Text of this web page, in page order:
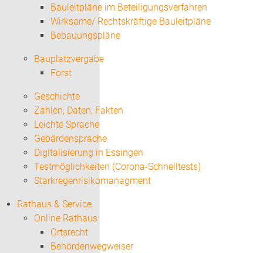
Bauleitpläne im Beteiligungsverfahren
Wirksame/ Rechtskräftige Bauleitpläne
Bebauungspläne
Bauplatzvergabe
Forst
Geschichte
Zahlen, Daten, Fakten
Leichte Sprache
Gebärdensprache
Digitalisierung in Essingen
Testmöglichkeiten (Corona-Schnelltests)
Starkregenrisikomanagment
Rathaus & Service
Online Rathaus
Ortsrecht
Behördenwegweiser